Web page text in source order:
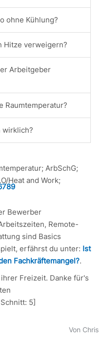
ohne Kühlung?
Hitze verweigern?
Arbeitgeber
Raumtemperatur?
wirklich?
ArbSchG;
Heat and Work;
789
Bewerber
Remote-
sind Basics
erfährst du unter: Ist
Fachkräftemangel?.
Freizeit. Danke für's
Schnitt: 5]
Von Chris